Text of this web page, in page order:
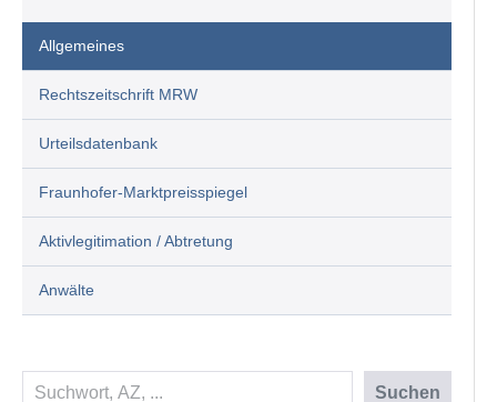
Allgemeines
Rechtszeitschrift MRW
Urteilsdatenbank
Fraunhofer-Marktpreisspiegel
Aktivlegitimation / Abtretung
Anwälte
Suchen Suchen